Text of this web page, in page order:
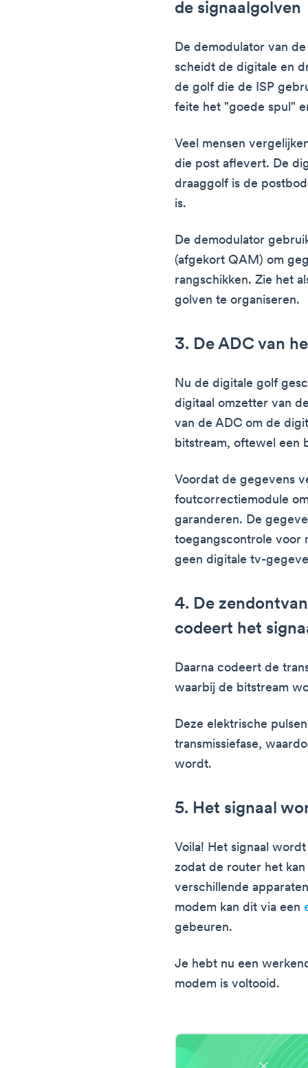
de signaalgolven
De demodulator van
scheidt de digitale en
de golf die de ISP
feite het "goede spul"
Veel mensen
die post aflevert. De
draaggolf is de
is.
De demodulator
(afgekort QAM) om
rangschikken. Zie het
golven te organiseren.
3. De ADC van
Nu de digitale golf
digitaal omzetter van
van de ADC om de
bitstream, oftewel een
Voordat de gegevens
foutcorrectiemodule
garanderen. De
toegangscontrole voor
geen digitale tv-
4. De
codeert het
Daarna codeert de
waarbij de bitstream
Deze elektrische
transmissiefase,
wordt.
5. Het signaal
Voila! Het signaal
zodat de router het
verschillende
modem kan dit via een
gebeuren.
Je hebt nu een
modem is voltooid.